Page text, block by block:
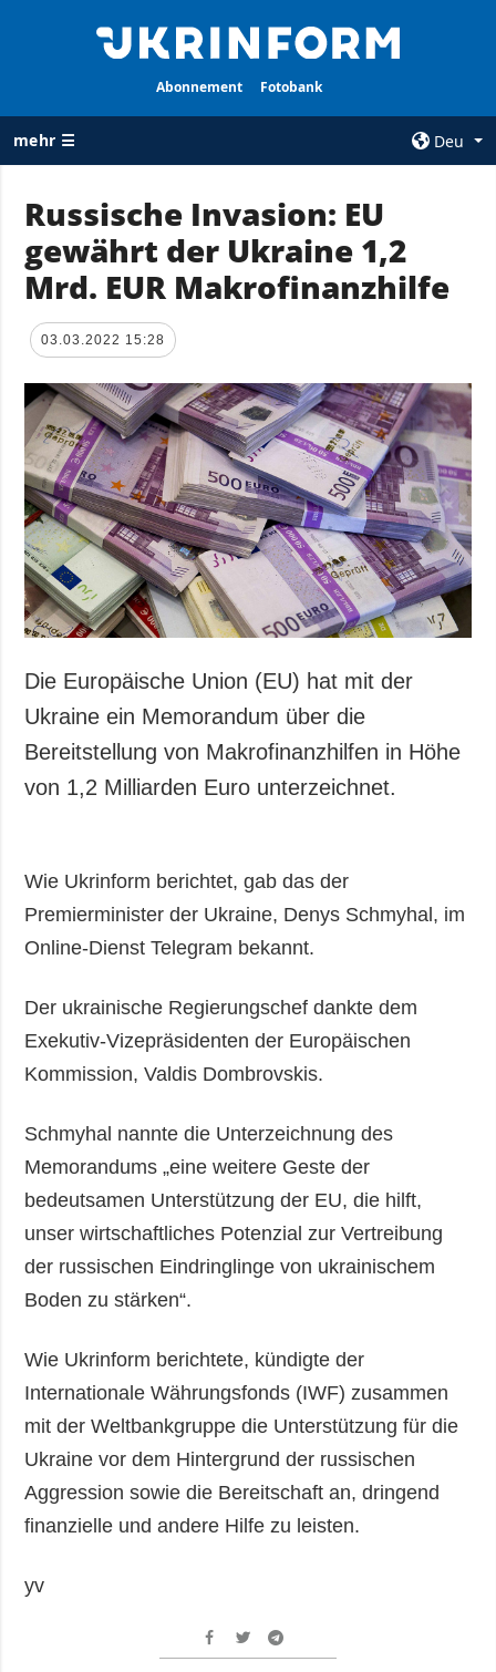
Abonnement Fotobank
mehr ☰
Deu
ALLE
RUBRIKEN
Krieg
Wiederaufbau
Politik
Wirtschaft
Militär
Gesellschaft und
Kultur
Sport
Kriminalität
Notstand und
AGENTUR
Über uns
Politik zur
Vertraulichkeit
und zum Schutz
personenbezogener
Daten
ZUSÄTZLICH
Veröffentlichungen
Interview
LEISTUNGEN
Abonnement
Fotobank
Russische Invasion: EU
gewährt der Ukraine 1,2
Mrd. EUR Makrofinanzhilfe
03.03.2022 15:28
Die Europäische Union (EU) hat mit der
Ukraine ein Memorandum über die
Bereitstellung von Makrofinanzhilfen in Höhe
von 1,2 Milliarden Euro unterzeichnet.
Wie Ukrinform berichtet, gab das der
Premierminister der Ukraine, Denys Schmyhal, im
Online-Dienst Telegram bekannt.
Der ukrainische Regierungschef dankte dem
Exekutiv-Vizepräsidenten der Europäischen
Kommission, Valdis Dombrovskis.
Schmyhal nannte die Unterzeichnung des
Memorandums „eine weitere Geste der
bedeutsamen Unterstützung der EU, die hilft,
unser wirtschaftliches Potenzial zur Vertreibung
der russischen Eindringlinge von ukrainischem
Boden zu stärken“.
Wie Ukrinform berichtete, kündigte der
Internationale Währungsfonds (IWF) zusammen
mit der Weltbankgruppe die Unterstützung für die
Ukraine vor dem Hintergrund der russischen
Aggression sowie die Bereitschaft an, dringend
finanzielle und andere Hilfe zu leisten.
yv